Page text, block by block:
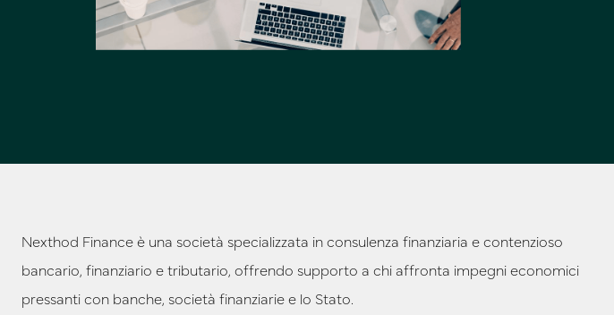
Nexthod Finance è una società specializzata in consulenza finanziaria e contenzioso
bancario, finanziario e tributario, offrendo supporto a chi affronta impegni economici
pressanti con banche, società finanziarie e lo Stato.